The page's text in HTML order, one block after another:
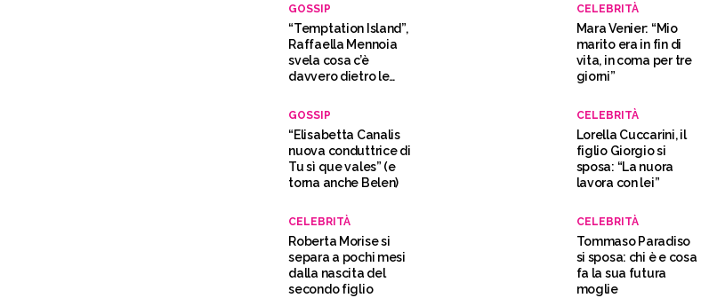
GOSSIP
“Temptation Island”,
Raffaella Mennoia
svela cosa c’è
davvero dietro le
CELEBRITÀ
Mara Venier: “Mio
marito era in fin di
vita, in coma per tre
giorni”
GOSSIP
“Elisabetta Canalis
nuova conduttrice di
Tu sì que vales” (e
torna anche Belen)
CELEBRITÀ
Lorella Cuccarini, il
figlio Giorgio si
sposa: “La nuora
lavora con lei”
CELEBRITÀ
Roberta Morise si
separa a pochi mesi
dalla nascita del
secondo figlio
CELEBRITÀ
Tommaso Paradiso
si sposa: chi è e cosa
fa la sua futura
moglie